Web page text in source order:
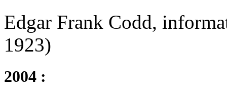
Edgar Frank Codd,
1923)
2004 :